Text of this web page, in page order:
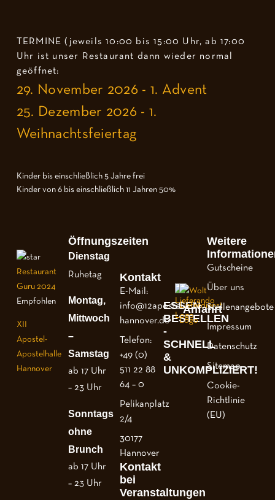
TERMINE (jeweils 10:00 bis 15:00 Uhr, ab 17:00
Uhr ist unser Restaurant dann wieder normal
geöffnet:
29. November 2026 - 1. Advent
25. Dezember 2026 - 1.
Weihnachtsfeiertag
Kinder bis einschließlich 5 Jahre frei
Kinder von 6 bis einschließlich 11 Jahren 50%
Restaurant
Guru 2024
Empfohlen
XII
Apostel-
Apostelhalle
Hannover
Weitere
Gutscheine
Über uns
Stellenangebote
Impressum
Datenschutz
Sitemap
Cookie-
Richtlinie
(EU)
Öffnungszeiten
Dienstag
Ruhetag
Montag,
Mittwoch
–
Samstag
ab 17 Uhr
– 23 Uhr
Sonntags
ohne
Brunch
ab 17 Uhr
– 23 Uhr
Kontakt
E-Mail:
info@12apostel-
hannover.de
Telefon:
+49 (0)
511 22 88
64 – 0
Pelikanplatz
2/4
30177
Hannover
Kontakt
bei
Veranstaltungen
ESSEN
BESTELLEN
-
SCHNELL
&
UNKOMPLIZIERT!
Anfahrt